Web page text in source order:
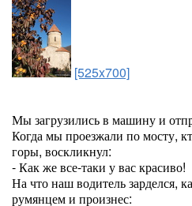
[525x700]
Мы загрузились в машину и
Когда мы проезжали по мосту,
горы, воскликнул:
- Как же все-таки у вас красиво!
На что наш водитель зарделся,
румянцем и произнес: